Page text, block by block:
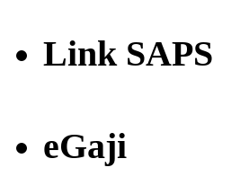
Link SAPS
eGaji